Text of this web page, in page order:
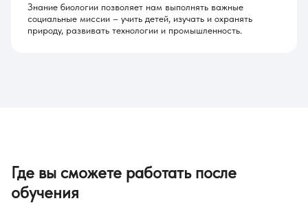
Знание биологии позволяет нам выполнять важные
социальные миссии – учить детей, изучать и охранять
природу, развивать технологии и промышленность.
Где вы сможете работать после
обучения